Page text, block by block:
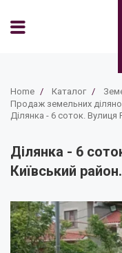
Home / Каталог /
Продаж земельних
Ділянка - 6 соток.
Ділянка - 6
Київський район.